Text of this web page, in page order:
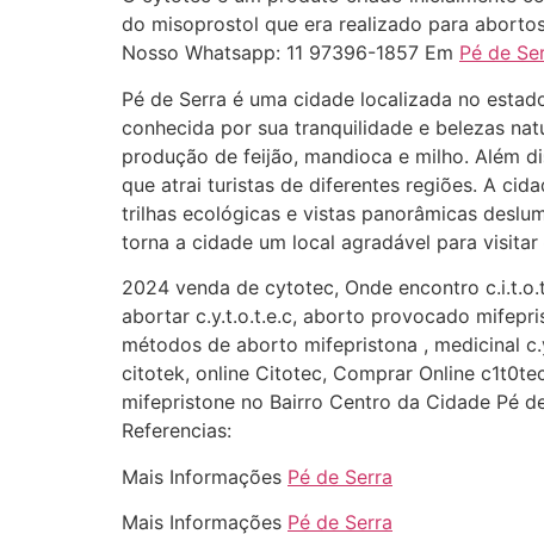
do misoprostol que era realizado para
Nosso Whatsapp: 11 97396-1857 Em Pé de
Pé de Serra é uma cidade localizada no
conhecida por sua tranquilidade e belezas
produção de feijão, mandioca e milho. Além
que atrai turistas de diferentes regiões. A
trilhas ecológicas e vistas panorâmicas
torna a cidade um local agradável para
2024 venda de cytotec, Onde encontro
abortar c.y.t.o.t.e.c, aborto provocado
métodos de aborto mifepristona , medicinal
citotek, online Citotec, Comprar Online
mifepristone no Bairro Centro da Cidade Pé
Referencias:
Mais Informações Pé de Serra
Mais Informações Pé de Serra